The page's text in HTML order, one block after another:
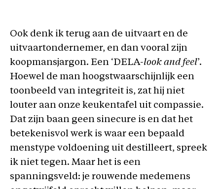
Ook denk ik terug aan de uitvaart en de
uitvaartondernemer, en dan vooral zijn
koopmansjargon. Een ‘DELA-look and feel’.
Hoewel de man hoogstwaarschijnlijk een
toonbeeld van integriteit is, zat hij niet
louter aan onze keukentafel uit compassie.
Dat zijn baan geen sinecure is en dat het
betekenisvol werk is waar een bepaald
menstype voldoening uit destilleert, spreek
ik niet tegen. Maar het is een
spanningsveld: je rouwende medemens